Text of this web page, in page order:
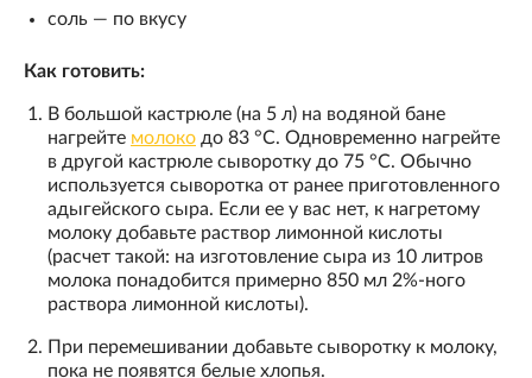
соль — по вкусу
Как готовить:
В большой кастрюле (на 5 л) на водяной бане
нагрейте молоко до 83 °С. Одновременно нагрейте
в другой кастрюле сыворотку до 75 °С. Обычно
используется сыворотка от ранее приготовленного
адыгейского сыра. Если ее у вас нет, к нагретому
молоку добавьте раствор лимонной кислоты
(расчет такой: на изготовление сыра из 10 литров
молока понадобится примерно 850 мл 2%-ного
раствора лимонной кислоты).
При перемешивании добавьте сыворотку к молоку,
пока не появятся белые хлопья.